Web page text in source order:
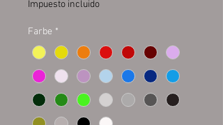
Impuesto incluido
Farbe *